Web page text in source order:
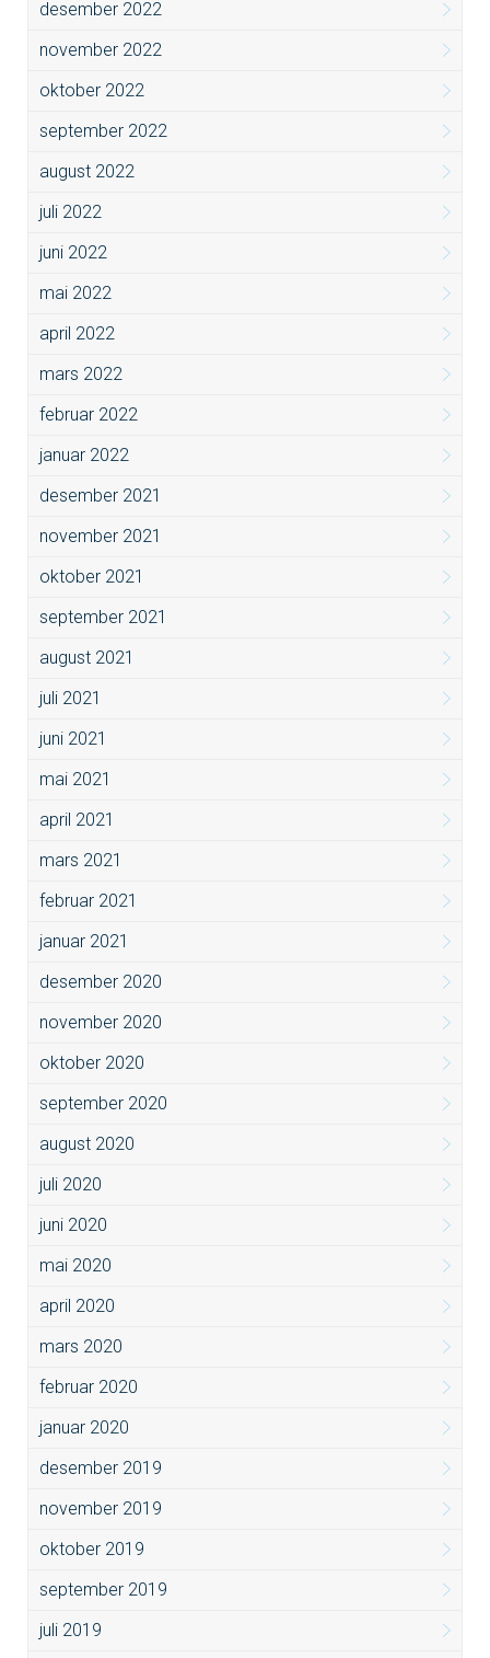
desember 2022
november 2022
oktober 2022
september 2022
august 2022
juli 2022
juni 2022
mai 2022
april 2022
mars 2022
februar 2022
januar 2022
desember 2021
november 2021
oktober 2021
september 2021
august 2021
juli 2021
juni 2021
mai 2021
april 2021
mars 2021
februar 2021
januar 2021
desember 2020
november 2020
oktober 2020
september 2020
august 2020
juli 2020
juni 2020
mai 2020
april 2020
mars 2020
februar 2020
januar 2020
desember 2019
november 2019
oktober 2019
september 2019
juli 2019